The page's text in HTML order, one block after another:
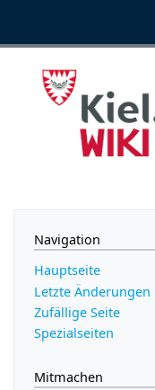
Navigation
Hauptseite
Letzte Änderungen
Zufällige Seite
Spezialseiten
Mitmachen